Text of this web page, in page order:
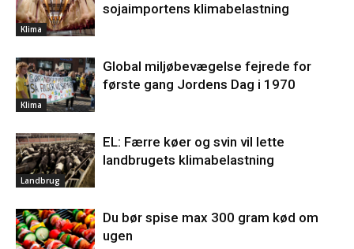
Klima
sojaimportens klimabelastning
Klima
Global miljøbevægelse fejrede for
første gang Jordens Dag i 1970
Landbrug
EL: Færre køer og svin vil lette
landbrugets klimabelastning
Du bør spise max 300 gram kød om
ugen